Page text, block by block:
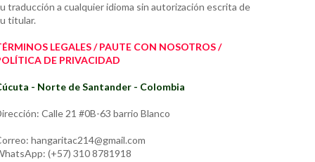
traducción a cualquier idioma sin autorización escrita de
titular.
LEGALES / PAUTE CON NOSOTROS /
DE PRIVACIDAD
- Norte de Santander - Colombia
Calle 21 #0B-63 barrio Blanco
hangaritac214@gmail.com
(+57) 310 8781918